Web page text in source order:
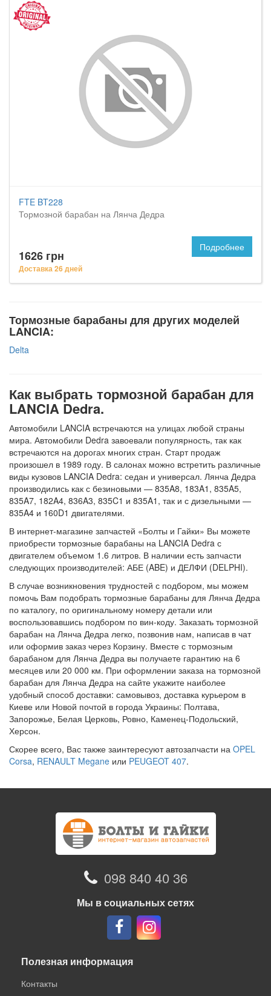
FTE BT228
Тормозной барабан на Лянча Дедра
1626 грн
Доставка 26 дней
Подробнее
Тормозные барабаны для других моделей
LANCIA:
Delta
Как выбрать тормозной барабан для
LANCIA Dedra.
Автомобили LANCIA встречаются на улицах любой страны
мира. Автомобили Dedra завоевали популярность, так как
встречаются на дорогах многих стран. Старт продаж
произошел в 1989 году. В салонах можно встретить различные
виды кузовов LANCIA Dedra: седан и универсал. Лянча Дедра
производились как с безиновыми — 835A8, 183A1, 835A5,
835A7, 182A4, 836A3, 835C1 и 835A1, так и с дизельными —
835A4 и 160D1 двигателями.
В интернет-магазине запчастей «Болты и Гайки» Вы можете
приобрести тормозные барабаны на LANCIA Dedra с
двигателем объемом 1.6 литров. В наличии есть запчасти
следующих производителей: АБЕ (ABE) и ДЕЛФИ (DELPHI).
В случае возникновения трудностей с подбором, мы можем
помочь Вам подобрать тормозные барабаны для Лянча Дедра
по каталогу, по оригинальному номеру детали или
воспользовавшись подбором по вин-коду. Заказать тормозной
барабан на Лянча Дедра легко, позвонив нам, написав в чат
или оформив заказ через Корзину. Вместе с тормозным
барабаном для Лянча Дедра вы получаете гарантию на 6
месяцев или 20 000 км. При оформлении заказа на тормозной
барабан для Лянча Дедра на сайте укажите наиболее
удобный способ доставки: самовывоз, доставка курьером в
Киеве или Новой почтой в города Украины: Полтава,
Запорожье, Белая Церковь, Ровно, Каменец-Подольский,
Херсон.
Скорее всего, Вас также заинтересуют автозапчасти на OPEL
Corsa, RENAULT Megane или PEUGEOT 407.
098 840 40 36
Мы в социальных сетях
Полезная информация
Контакты